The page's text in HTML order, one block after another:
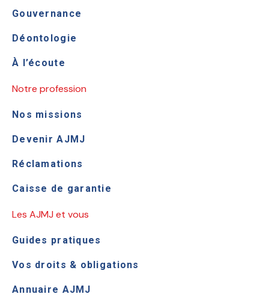
Gouvernance
Déontologie
À l’écoute
Notre profession
Nos missions
Devenir AJMJ
Réclamations
Caisse de garantie
Les AJMJ et vous
Guides pratiques
Vos droits & obligations
Annuaire AJMJ